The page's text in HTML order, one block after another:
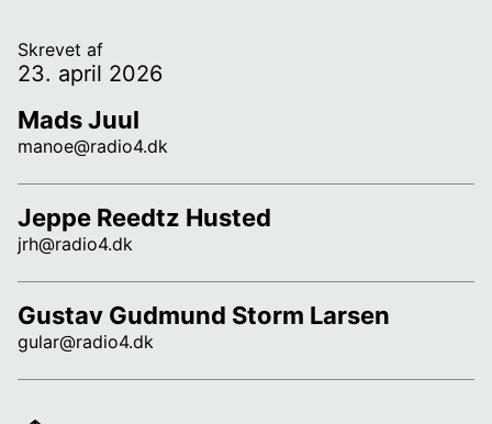
Skrevet af
23. april 2026
Mads Juul
manoe@radio4.dk
Jeppe Reedtz Husted
jrh@radio4.dk
Gustav Gudmund Storm Larsen
gular@radio4.dk